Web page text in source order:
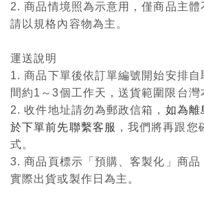
2. 商品情境照為示意用，僅商品主體
請以規格內容物為主。
運送說明
1. 商品下單後依訂單編號開始安排
間約1～3個工作天，送貨範圍限台灣
2. 收件地址請勿為郵政信箱， 如為離
於下單前先聯繫客服 ，我們將再跟
式。
3. 商品頁標示「預購、客製化」商品
實際出貨或製作日為主。